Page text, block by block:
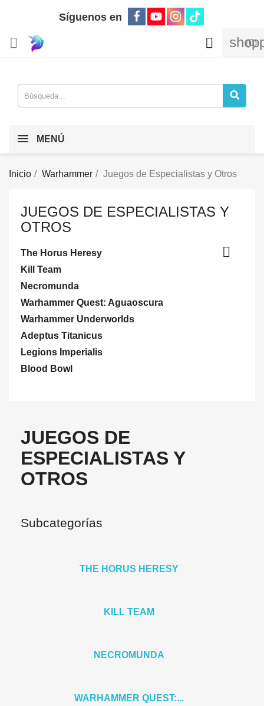
Síguenos en
 (0)

MENÚ
Inicio Warhammer Juegos de Especialistas y Otros
JUEGOS DE ESPECIALISTAS Y
OTROS
The Horus Heresy 
Kill Team
Necromunda
Warhammer Quest: Aguaoscura
Warhammer Underworlds
Adeptus Titanicus
Legions Imperialis
Blood Bowl
JUEGOS DE
ESPECIALISTAS Y
OTROS
Subcategorías
THE HORUS HERESY
KILL TEAM
NECROMUNDA
WARHAMMER QUEST:...